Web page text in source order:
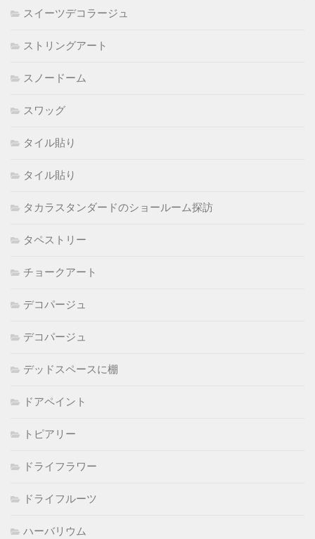
スイーツデコラージュ
ストリングアート
スノードーム
スワッグ
タイル貼り
タイル貼り
タカラスタンダードのショールーム探訪
タペストリー
チョークアート
デコパージュ
デコパージュ
デッドスペースに棚
ドアペイント
トピアリー
ドライフラワー
ドライフルーツ
ハーバリウム